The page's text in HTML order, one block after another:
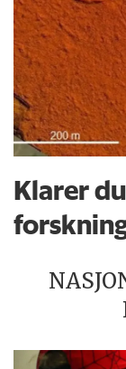
Klarer